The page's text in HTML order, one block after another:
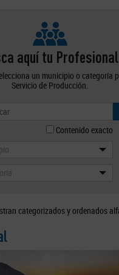
aquí tu Profesional
un municipio o categoría
Servicio de Producción.
Contenido exacto
categorizados y ordenados